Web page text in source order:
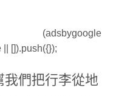
(adsbygoogle
[]).push({});
們把行李從地